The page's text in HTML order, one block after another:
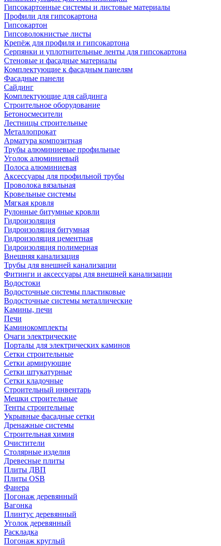
Гипсокартонные системы и листовые материалы
Профили для гипсокартона
Гипсокартон
Гипсоволокнистые листы
Крепёж для профиля и гипсокартона
Серпянки и уплотнительные ленты для гипсокартона
Стеновые и фасадные материалы
Комплектующие к фасадным панелям
Фасадные панели
Сайдинг
Комплектующие для сайдинга
Строительное оборудование
Бетоносмесители
Лестницы строительные
Металлопрокат
Арматура композитная
Трубы алюминиевые профильные
Уголок алюминиевый
Полоса алюминиевая
Аксессуары для профильной трубы
Проволока вязальная
Кровельные системы
Мягкая кровля
Рулонные битумные кровли
Гидроизоляция
Гидроизоляция битумная
Гидроизоляция цементная
Гидроизоляция полимерная
Внешняя канализация
Трубы для внешней канализации
Фитинги и аксессуары для внешней канализации
Водостоки
Водосточные системы пластиковые
Водосточные системы металлические
Камины, печи
Печи
Каминокомплекты
Очаги электрические
Порталы для электрических каминов
Сетки строительные
Сетки армирующие
Сетки штукатурные
Сетки кладочные
Строительный инвентарь
Мешки строительные
Тенты строительные
Укрывные фасадные сетки
Дренажные системы
Строительная химия
Очистители
Столярные изделия
Древесные плиты
Плиты ДВП
Плиты OSB
Фанера
Погонаж деревянный
Вагонка
Плинтус деревянный
Уголок деревянный
Раскладка
Погонаж круглый